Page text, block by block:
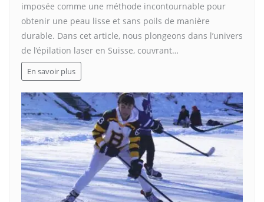
imposée comme une méthode incontournable pour
obtenir une peau lisse et sans poils de manière
durable. Dans cet article, nous plongeons dans l’univers
de l’épilation laser en Suisse, couvrant…
En savoir plus